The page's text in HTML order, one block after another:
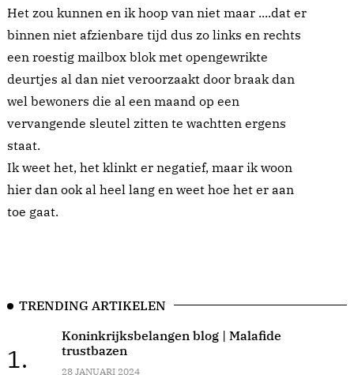
Het zou kunnen en ik hoop van niet maar ....dat er
binnen niet afzienbare tijd dus zo links en rechts
een roestig mailbox blok met opengewrikte
deurtjes al dan niet veroorzaakt door braak dan
wel bewoners die al een maand op een
vervangende sleutel zitten te wachtten ergens
staat.
Ik weet het, het klinkt er negatief, maar ik woon
hier dan ook al heel lang en weet hoe het er aan
toe gaat.
TRENDING ARTIKELEN
1.
Koninkrijksbelangen blog | Malafide
trustbazen
28 JANUARI 2024